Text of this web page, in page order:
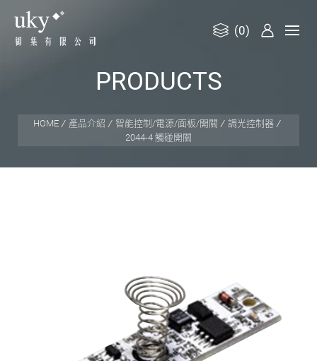
(0)
PRODUCTS
HOME 產品介紹 智能控制/電源/面板/開關
調光控制器
2044-4 觸碰開關